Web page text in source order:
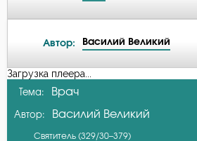
Ангел
Ангел Хранитель
Атеизм
Автор: Василий Великий
А-я
Авва Дорофей
Загрузка плеера...
Тема: Врач
Автор: Василий Великий
Святитель (329/30–379)